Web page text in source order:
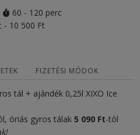
60 - 120 perc
- 10 500 Ft
FIZETÉSI MÓDOK
tál + ajándék 0,25l XIXO Ice
óriás gyros tálak 5 090 Ft-tól